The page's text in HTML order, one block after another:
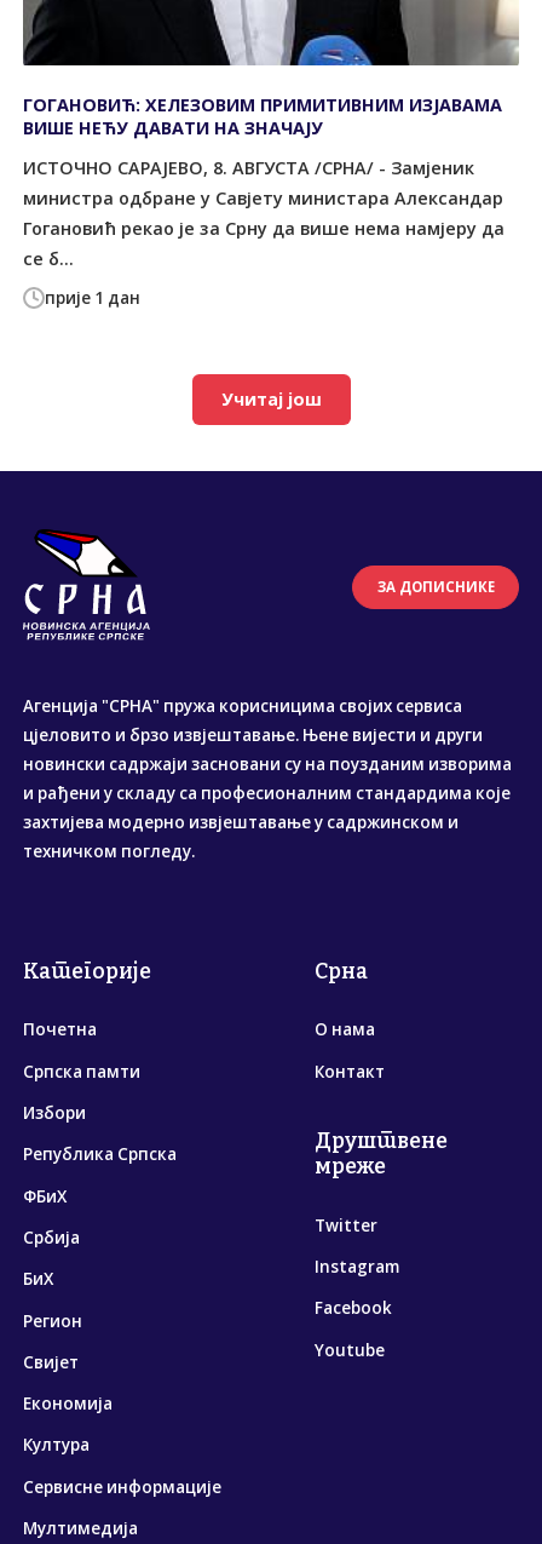
прије 1 дан
ГОГАНОВИЋ: ХЕЛЕЗОВИМ ПРИМИТИВНИМ ИЗЈАВАМА
ВИШЕ НЕЋУ ДАВАТИ НА ЗНАЧАЈУ
ИСТОЧНО САРАЈЕВО, 8. АВГУСТА /СРНА/ - Замјеник
министра одбране у Савјету министара Александар
Гогановић рекао је за Срну да више нема намјеру да
се б...
Учитај још
ЗА ДОПИСНИКЕ
Агенција "СРНА" пружа корисницима својих сервиса
цјеловито и брзо извјештавање. Њене вијести и други
новински садржаји засновани су на поузданим изворима
и рађени у складу са професионалним стандардима које
захтијева модерно извјештавање у садржинском и
техничком погледу.
Категорије
Почетна
Српска памти
Избори
Република Српска
ФБиХ
Србија
БиХ
Регион
Свијет
Економија
Култура
Сервисне информације
Мултимедија
Срна
О нама
Контакт
Друштвене
мреже
Twitter
Instagram
Facebook
Youtube